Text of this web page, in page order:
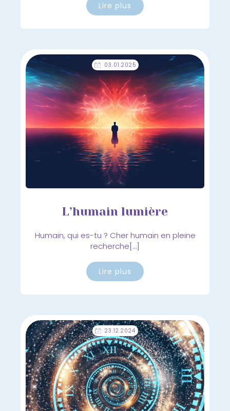
Lire plus
03.01.2025
L’humain lumière
Humain, qui es-tu ? Cher humain en pleine
recherche[…]
Lire plus
23.12.2024